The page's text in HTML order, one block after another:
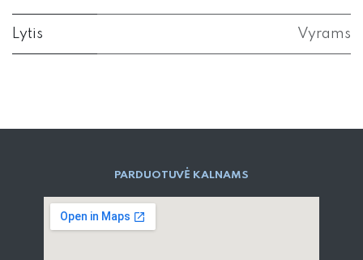
Lytis Vyrams
PARD​UOTUVĖ​ KALNAMS